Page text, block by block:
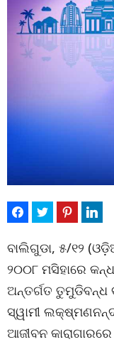
ବାଲିଗୁଡା, ୫/୧୨
୨୦୦୮ ମସିହାରେ
ଅନ୍ତର୍ଗତ
ସ୍ୱାମୀ
ଆଜୀବନ